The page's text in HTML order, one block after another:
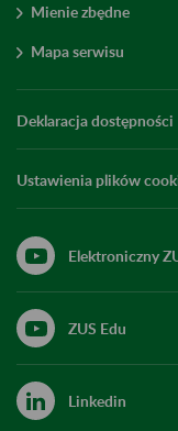
Mienie zbędne
Mapa serwisu
Deklaracja dostępności
Ustawienia plików
Elektroniczny
ZUS Edu
Linkedin